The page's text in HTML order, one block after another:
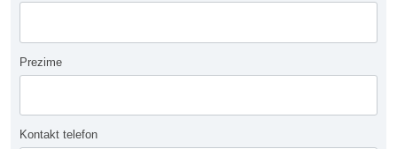
Prezime
Kontakt telefon